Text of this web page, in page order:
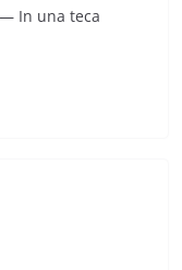
In una teca